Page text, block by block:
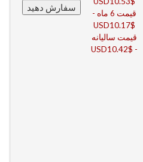
قیمت 6 ماه -
USD10.17$
قیمت سالیانه
- USD10.42$